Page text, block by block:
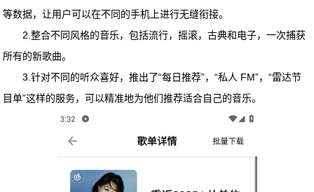
等数据，让用户可以在不同的手机上进行无缝衔接。
2.整合不同风格的音乐，包括流行，摇滚，古典和电子，一次捕获
所有的新歌曲。
3.针对不同的听众喜好，推出了“每日推荐”，“私人 FM”，“雷达节
目单”这样的服务，可以精准地为他们推荐适合自己的音乐。